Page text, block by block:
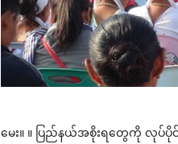
မေး။ ။ ပြည်နယ်အစိုးရ‌တွေကို လုပ်